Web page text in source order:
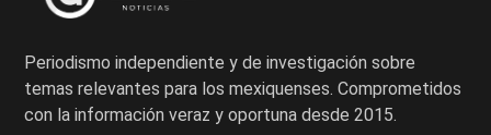
Periodismo independiente y de investigación sobre
temas relevantes para los mexiquenses. Comprometidos
con la información veraz y oportuna desde 2015.